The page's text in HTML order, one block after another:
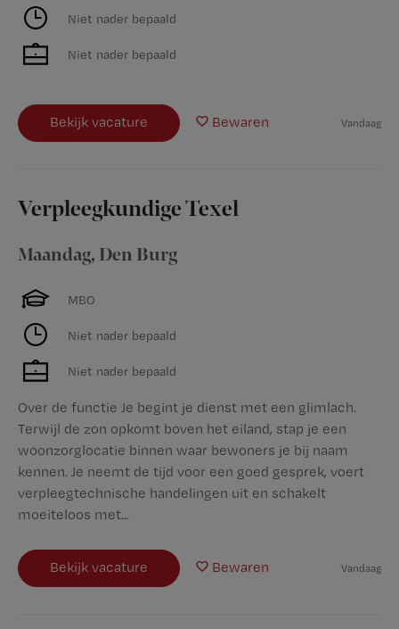
Niet nader bepaald
Niet nader bepaald
Bekijk vacature Bewaren Vandaag
Verpleegkundige Texel
Maandag, Den Burg
MBO
Niet nader bepaald
Niet nader bepaald
Over de functie Je begint je dienst met een glimlach.
Terwijl de zon opkomt boven het eiland, stap je een
woonzorglocatie binnen waar bewoners je bij naam
kennen. Je neemt de tijd voor een goed gesprek, voert
verpleegtechnische handelingen uit en schakelt
moeiteloos met...
Bekijk vacature Bewaren Vandaag